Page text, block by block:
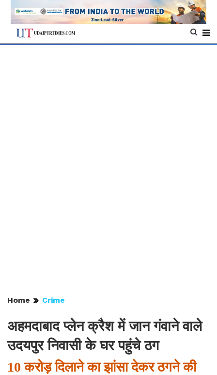
Home Crime
अहमदाबाद प्लेन क्रैश में जान गंवाने वाले
उदयपुर निवासी के घर पहुंचे ठग
10 करोड़ दिलाने का झांसा देकर ठगने की